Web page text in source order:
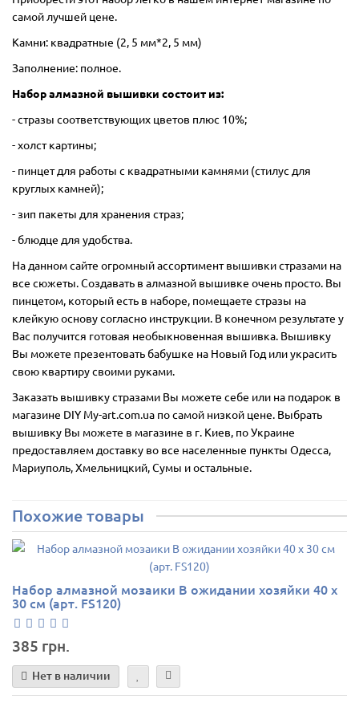
самой лучшей цене.
Камни: квадратные (2, 5 мм*2, 5 мм)
Заполнение: полное.
Набор алмазной вышивки состоит из:
- стразы соответствующих цветов плюс 10%;
- холст картины;
- пинцет для работы с квадратными камнями (стилус для
круглых камней);
- зип пакеты для хранения страз;
- блюдце для удобства.
На данном сайте огромный ассортимент вышивки стразами на
все сюжеты. Создавать в алмазной вышивке очень просто. Вы
пинцетом, который есть в наборе, помещаете стразы на
клейкую основу согласно инструкции. В конечном результате у
Вас получится готовая необыкновенная вышивка. Вышивку
Вы можете презентовать бабушке на Новый Год или украсить
свою квартиру своими руками.
Заказать вышивку стразами Вы можете себе или на подарок в
магазине DIY My-art.com.ua по самой низкой цене. Выбрать
вышивку Вы можете в магазине в г. Киев, по Украине
предоставляем доставку во все населенные пункты Одесса,
Мариуполь, Хмельницкий, Сумы и остальные.
Похожие товары
Набор алмазной мозаики В ожидании хозяйки 40 х
30 см (арт. FS120)
385 грн.
Нет в наличии